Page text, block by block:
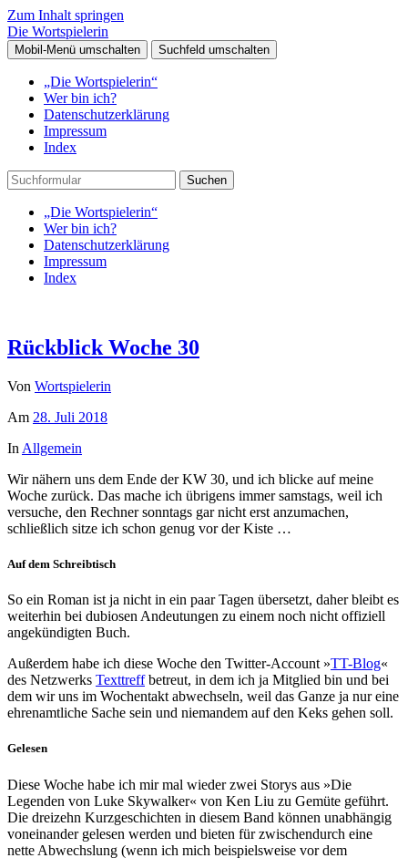
Zum Inhalt springen
Die Wortspielerin
Mobil-Menü umschalten Suchfeld umschalten
„Die Wortspielerin“
Wer bin ich?
Datenschutzerklärung
Impressum
Index
Suchen
„Die Wortspielerin“
Wer bin ich?
Datenschutzerklärung
Impressum
Index
Rückblick Woche 30
Von Wortspielerin
Am 28. Juli 2018
In Allgemein
Wir nähern uns dem Ende der KW 30, und ich blicke auf meine
Woche zurück. Das mache ich übrigens immer samstags, weil ich
versuche, den Rechner sonntags gar nicht erst anzumachen,
schließlich sitze ich schon genug vor der Kiste …
Auf dem Schreibtisch
So ein Roman ist ja nicht in ein paar Tagen übersetzt, daher bleibt es
weiterhin bei dubiosen Andeutungen zu einem noch nicht offiziell
angekündigten Buch.
Außerdem habe ich diese Woche den Twitter-Account »TT-Blog«
des Netzwerks Texttreffbetreut, in dem ich ja Mitglied bin und bei
dem wir uns im Wochentakt abwechseln, weil das Ganze ja nur eine
ehrenamtliche Sache sein und niemandem auf den Keks gehen soll.
Gelesen
Diese Woche habe ich mir mal wieder zwei Storys aus »Die
Legenden von Luke Skywalker« von Ken Liu zu Gemüte geführt.
Die dreizehn Kurzgeschichten in diesem Band können unabhängig
voneinander gelesen werden und bieten für zwischendurch eine
nette Abwechslung (wenn ich mich beispielsweise vor dem